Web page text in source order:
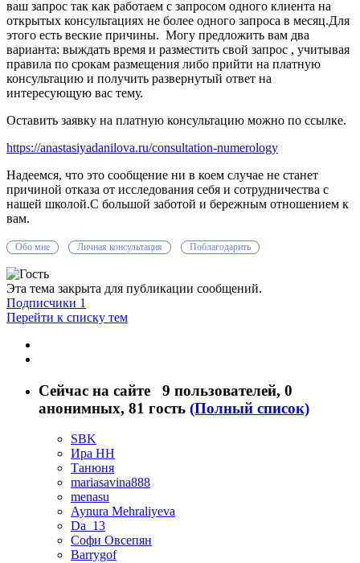
ваш запрос так как работаем с запросом одного клиента на
открытых консультациях не более одного запроса в месяц.Для
этого есть веские причины. Могу предложить вам два
варианта: выждать время и разместить свой запрос , учитывая
правила по срокам размещения либо прийти на платную
консультацию и получить развернутый ответ на
интересующую вас тему.
Оставить заявку на платную консультацию можно по ссылке.
https://anastasiyadanilova.ru/consultation-numerology
Надеемся, что это сообщение ни в коем случае не станет
причиной отказа от исследования себя и сотрудничества с
нашей школой.C большой заботой и бережным отношением к
вам.
Обо мне Личная консультация Поблагодарить
Эта тема закрыта для публикации сообщений.
Подписчики 1
Перейти к списку тем
Сейчас на сайте 9 пользователей, 0
анонимных, 81 гость (Полный список)
SBK
Ира НН
Танюня
mariasavina888
menasu
Aynura Mehraliyeva
Da_13
Софи Овсепян
Barrygof